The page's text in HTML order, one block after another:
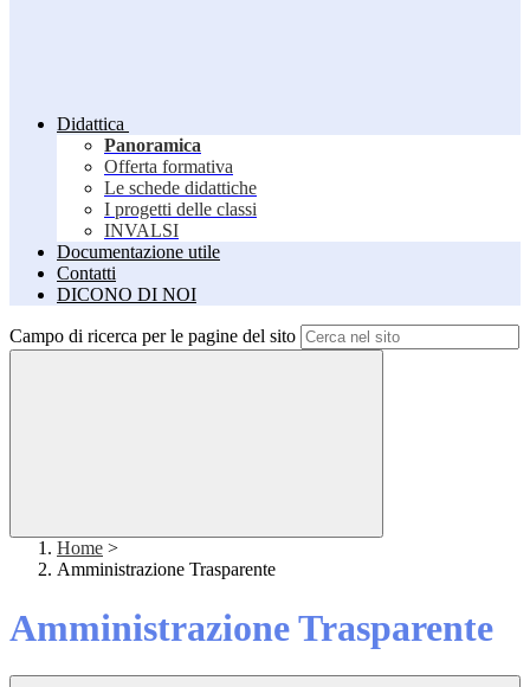
Didattica
Panoramica
Offerta formativa
Le schede didattiche
I progetti delle classi
INVALSI
Documentazione utile
Contatti
DICONO DI NOI
Campo di ricerca per le pagine del sito
Home >
Amministrazione Trasparente
Amministrazione Trasparente